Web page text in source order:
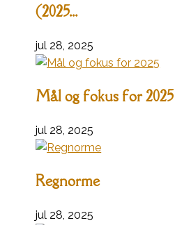
(2025...
jul 28, 2025
Mål og fokus for 2025
jul 28, 2025
Regnorme
jul 28, 2025